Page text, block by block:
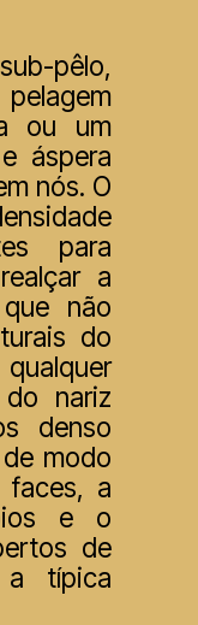
pêlo,
ou um
áspera
nós. O
para
a
não
do
nariz
denso
modo
a
e o
de
a típica